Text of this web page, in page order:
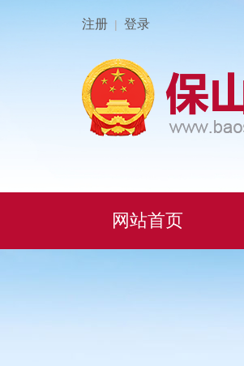
注册 | 登录
网站首页